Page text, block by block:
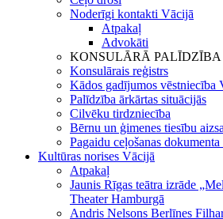
Noderīgi kontakti Vācijā
Atpakaļ
Advokāti
KONSULĀRĀ PALĪDZĪBA
Konsulārais reģistrs
Kādos gadījumos
Palīdzība ārkārtas situācijās
Cilvēku tirdzniecība
Bērnu un ģimenes tiesību
Pagaidu ceļošanas dokumenta
Kultūras norises Vācijā
Atpakaļ
Jaunis Rīgas teātra izrāde
Theater Hamburgā
Andris Nelsons Berlīnes